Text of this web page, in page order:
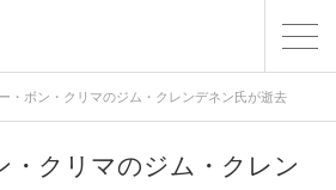
・ボン・クリマのジム・クレンデネン氏が逝去
・クリマのジム・クレン